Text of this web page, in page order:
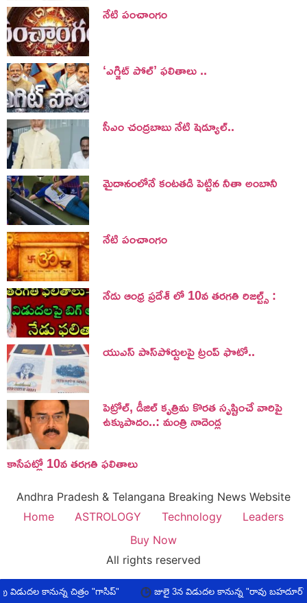
నేటి పంచాంగం
‘ఎగ్జిట్ పోల్’ ఫలితాలు ..
సీఎం చంద్రబాబు నేటి షెడ్యూల్..
మైదానంలోనే కంటతడి పెట్టిన నీతా అంబానీ
నేటి పంచాంగం
నేడు ఆంధ్ర ప్రదేశ్ లో 10వ తరగతి రిజల్ట్స్ :
యుఎస్ పాస్‌పోర్టులపై ట్రంప్‌ ఫొటో..
పెట్రోల్, డీజిల్ కృత్రిమ కొరత సృష్టించే వారిపై
ఉక్కుపాదం..: మంత్రి నాదెండ్ల
కాసేపట్లో 10వ తరగతి ఫలితాలు
Andhra Pradesh & Telangana Breaking News Website
Home
ASTROLOGY Technology
Leaders
Buy Now
All rights reserved
కానున్న చిత్రం "గాసిప్" జులై 3న విడుదల కానున్న "రావు బహదూర్"